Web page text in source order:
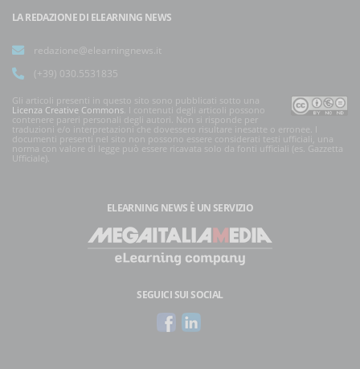
LA REDAZIONE DI ELEARNING NEWS
redazione@elearningnews.it
(+39) 030.5531835
Gli articoli presenti in questo sito sono pubblicati sotto una
Licenza Creative Commons. I contenuti degli articoli possono
contenere pareri personali degli autori. Non si risponde per
traduzioni e/o interpretazioni che dovessero risultare inesatte o erronee. I
documenti presenti nel sito non possono essere considerati testi ufficiali, una
norma con valore di legge può essere ricavata solo da fonti ufficiali (es. Gazzetta
Ufficiale).
ELEARNING NEWS È UN SERVIZIO
SEGUICI SUI SOCIAL